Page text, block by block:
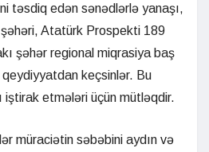
təsdiq edən sənədlərlə yanaşı,
Atatürk Prospekti 189
şəhər regional miqrasiya baş
keçsinlər. Bu
iştirak etmələri üçün mütləqdir.
müraciətin səbəbini aydın və